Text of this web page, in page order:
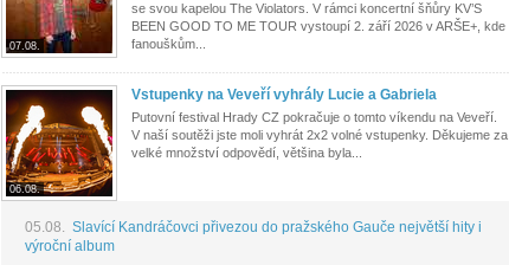
07.08.
se svou kapelou The Violators. V rámci koncertní šňůry KV’S
BEEN GOOD TO ME TOUR vystoupí 2. září 2026 v ARŠE+, kde
fanouškům...
06.08.
Vstupenky na Veveří vyhrály Lucie a Gabriela
Putovní festival Hrady CZ pokračuje o tomto víkendu na Veveří.
V naší soutěži jste moli vyhrát 2x2 volné vstupenky. Děkujeme za
velké množství odpovědí, většina byla...
05.08. Slavící Kandráčovci přivezou do pražského Gauče největší hity i
výroční album